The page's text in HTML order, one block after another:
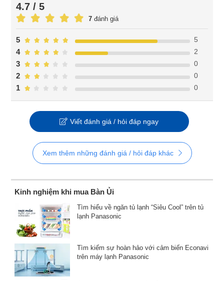
4.7 / 5
7 đánh giá
1 0
2 0
3 0
4 2
5 5
Viết đánh giá / hỏi đáp ngay
Xem thêm những đánh giá / hỏi đáp khác
Kinh nghiệm khi mua Bàn Ủi
Tìm hiểu về ngăn tủ lạnh “Siêu Cool” trên tủ
lạnh Panasonic
Tìm kiếm sự hoàn hảo với cảm biến Econavi
trên máy lạnh Panasonic